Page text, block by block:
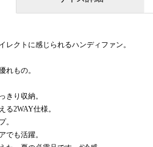
レクトに感じられるハンディファン。
れもの。
きり収納。
る2WAY仕様。
。
でも活躍。